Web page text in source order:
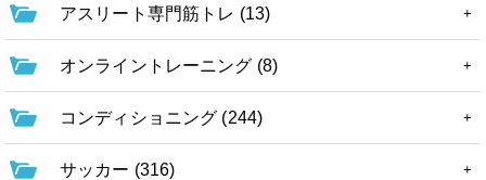
アスリート専門筋トレ (13)
オンライントレーニング (8)
コンディショニング (244)
サッカー (316)